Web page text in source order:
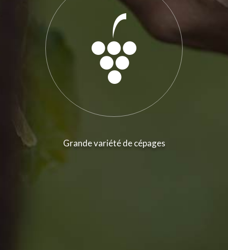
Grande variété de cépages